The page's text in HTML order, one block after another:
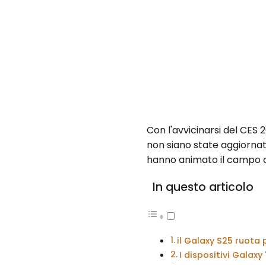
Con l'avvicinarsi del
non siano state
hanno animato il campo
In questo articolo
il Galaxy S25 ruota
I dispositivi